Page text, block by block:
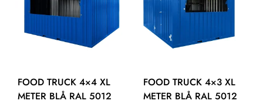
FOOD TRUCK 4×4 XL
METER BLÅ RAL 5012
FOOD TRUCK 4×3 XL
METER BLÅ RAL 5012